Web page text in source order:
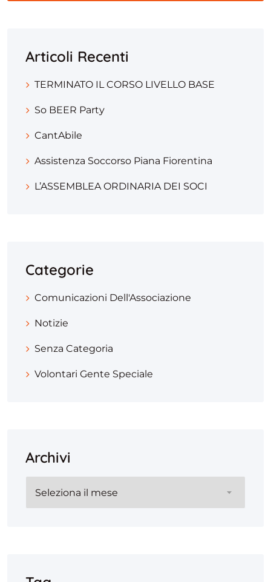
Articoli Recenti
TERMINATO IL CORSO LIVELLO BASE
So BEER Party
CantAbile
Assistenza Soccorso Piana Fiorentina
L’ASSEMBLEA ORDINARIA DEI SOCI
Categorie
Comunicazioni Dell'Associazione
Notizie
Senza Categoria
Volontari Gente Speciale
Archivi